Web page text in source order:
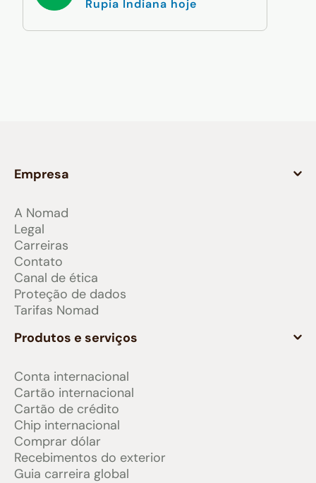
Rupia Indiana hoje
Empresa
A Nomad
Legal
Carreiras
Contato
Canal de ética
Proteção de dados
Tarifas Nomad
Produtos e serviços
Conta internacional
Cartão internacional
Cartão de crédito
Chip internacional
Comprar dólar
Recebimentos do exterior
Guia carreira global